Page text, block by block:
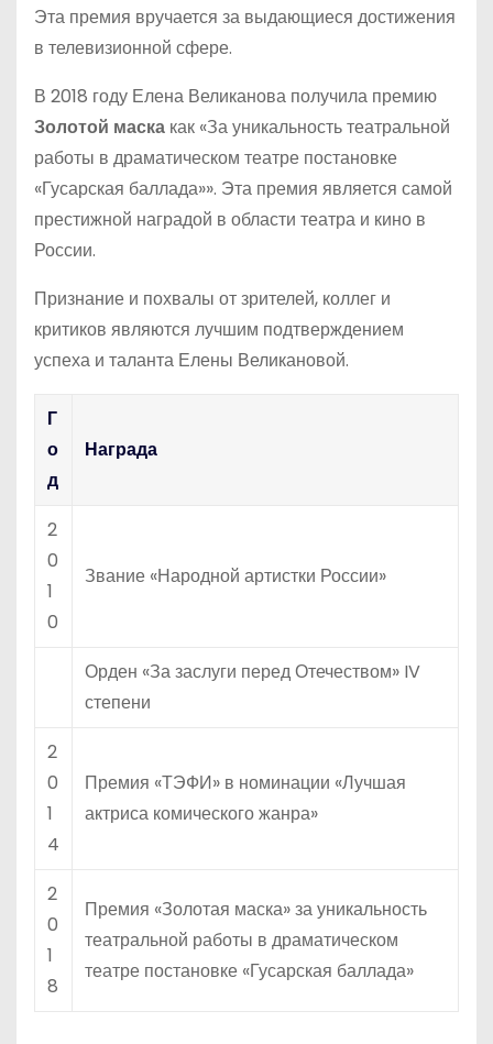
Эта премия вручается за выдающиеся достижения
в телевизионной сфере.
В 2018 году Елена Великанова получила премию
Золотой маска как «За уникальность театральной
работы в драматическом театре постановке
«Гусарская баллада»». Эта премия является самой
престижной наградой в области театра и кино в
России.
Признание и похвалы от зрителей, коллег и
критиков являются лучшим подтверждением
успеха и таланта Елены Великановой.
Г
о
д
Награда
2
0
1
0
Звание «Народной артистки России»
Орден «За заслуги перед Отечеством» IV
степени
2
0
1
4
Премия «ТЭФИ» в номинации «Лучшая
актриса комического жанра»
2
0
1
8
Премия «Золотая маска» за уникальность
театральной работы в драматическом
театре постановке «Гусарская баллада»